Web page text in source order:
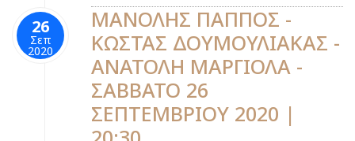
26
Σεπ
2020
ΜΑΝΟΛΗΣ ΠΑΠΠΟΣ -
ΚΩΣΤΑΣ ΔΟΥΜΟΥΛΙΑΚΑΣ -
ΑΝΑΤΟΛΗ ΜΑΡΓΙΟΛΑ -
ΣΑΒΒΑΤΟ 26
ΣΕΠΤΕΜΒΡΙΟΥ 2020 |